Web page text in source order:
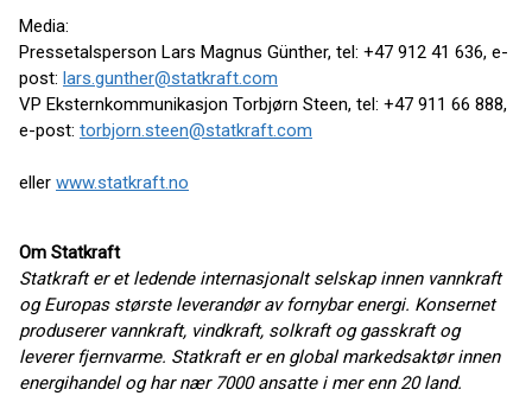
Media:
Pressetalsperson Lars Magnus Günther, tel: +47 912 41 636, e-
post: lars.gunther@statkraft.com
VP Eksternkommunikasjon Torbjørn Steen, tel: +47 911 66 888,
e-post: torbjorn.steen@statkraft.com
eller www.statkraft.no
Om Statkraft
Statkraft er et ledende internasjonalt selskap innen vannkraft
og Europas største leverandør av fornybar energi. Konsernet
produserer vannkraft, vindkraft, solkraft og gasskraft og
leverer fjernvarme. Statkraft er en global markedsaktør innen
energihandel og har nær 7000 ansatte i mer enn 20 land.